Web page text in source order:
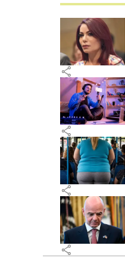
share
share
share
share